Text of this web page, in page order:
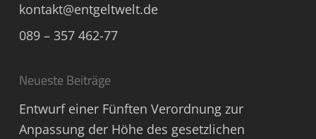
kontakt@entgeltwelt.de
089 – 357 462-77
Neueste Beiträge
Entwurf einer Fünften Verordnung zur
Anpassung der Höhe des gesetzlichen